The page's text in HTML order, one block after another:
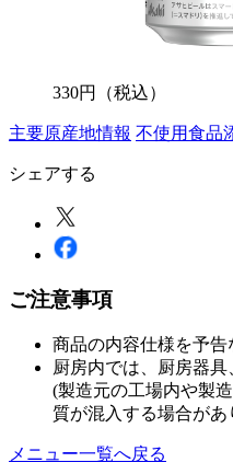
330円 （税込）
主要原産地情報 不使用食品
シェアする
ご注意事項
商品の内容仕様を予告
厨房内では、厨房器
(製造元の工場内や製
質が混入する場合があ
メニュー一覧へ戻る